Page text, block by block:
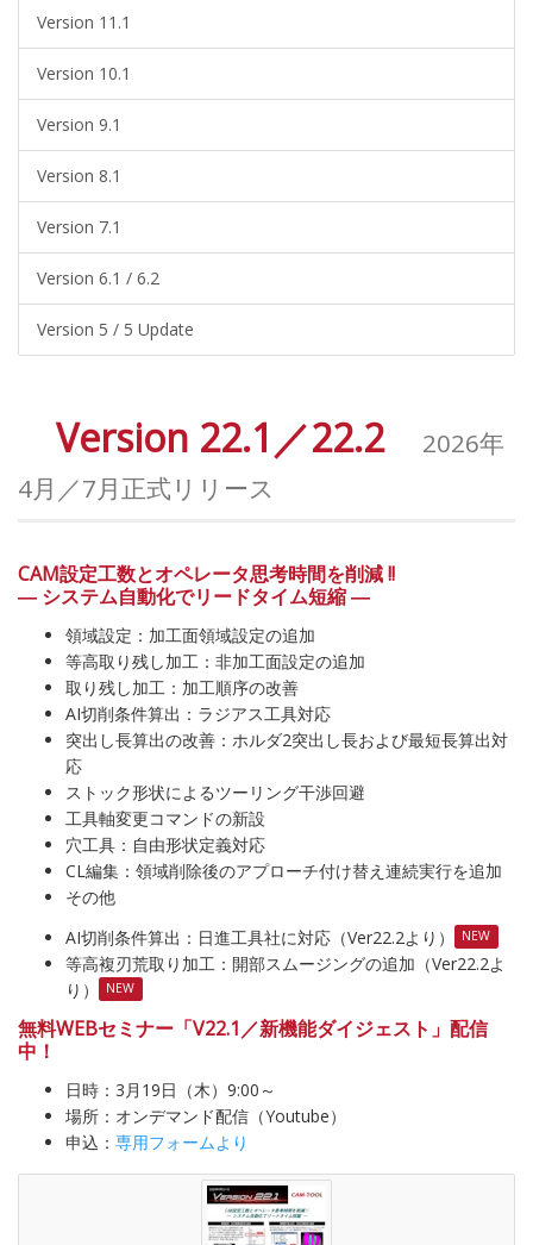
Version 11.1
Version 10.1
Version 9.1
Version 8.1
Version 7.1
Version 6.1 / 6.2
Version 5 / 5 Update
Version 22.1／22.2
2026年
4月／7月正式リリース
CAM設定工数とオペレータ思考時間を削減 !!
― システム自動化でリードタイム短縮 ―
領域設定：加工面領域設定の追加
等高取り残し加工：非加工面設定の追加
取り残し加工：加工順序の改善
AI切削条件算出：ラジアス工具対応
突出し長算出の改善：ホルダ2突出し長および最短長算出対
応
ストック形状によるツーリング干渉回避
工具軸変更コマンドの新設
穴工具：自由形状定義対応
CL編集：領域削除後のアプローチ付け替え連続実行を追加
その他
AI切削条件算出：日進工具社に対応（Ver22.2より）
NEW
等高複刃荒取り加工：開部スムージングの追加（Ver22.2よ
り）
NEW
無料WEBセミナー「V22.1／新機能ダイジェスト」配信
中！
日時：3月19日（木）9:00～
場所：オンデマンド配信（Youtube）
申込： 専用フォームより